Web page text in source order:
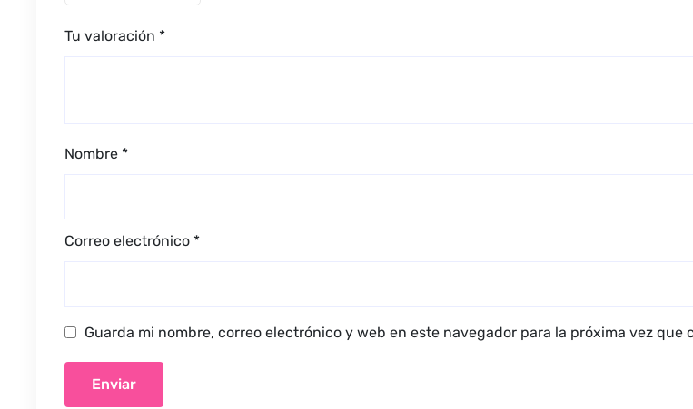
Tu valoración *
Nombre *
Correo electrónico *
Guarda mi nombre, correo electrónico y web en este navegador para la próxima vez que